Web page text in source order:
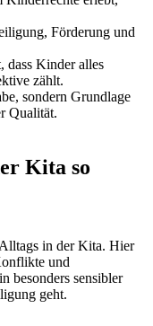
dafür gelegt, ob
zu sagen und
zentraler Bestandteil
die in Deutschland
verpflichtend –
oder frei getragen